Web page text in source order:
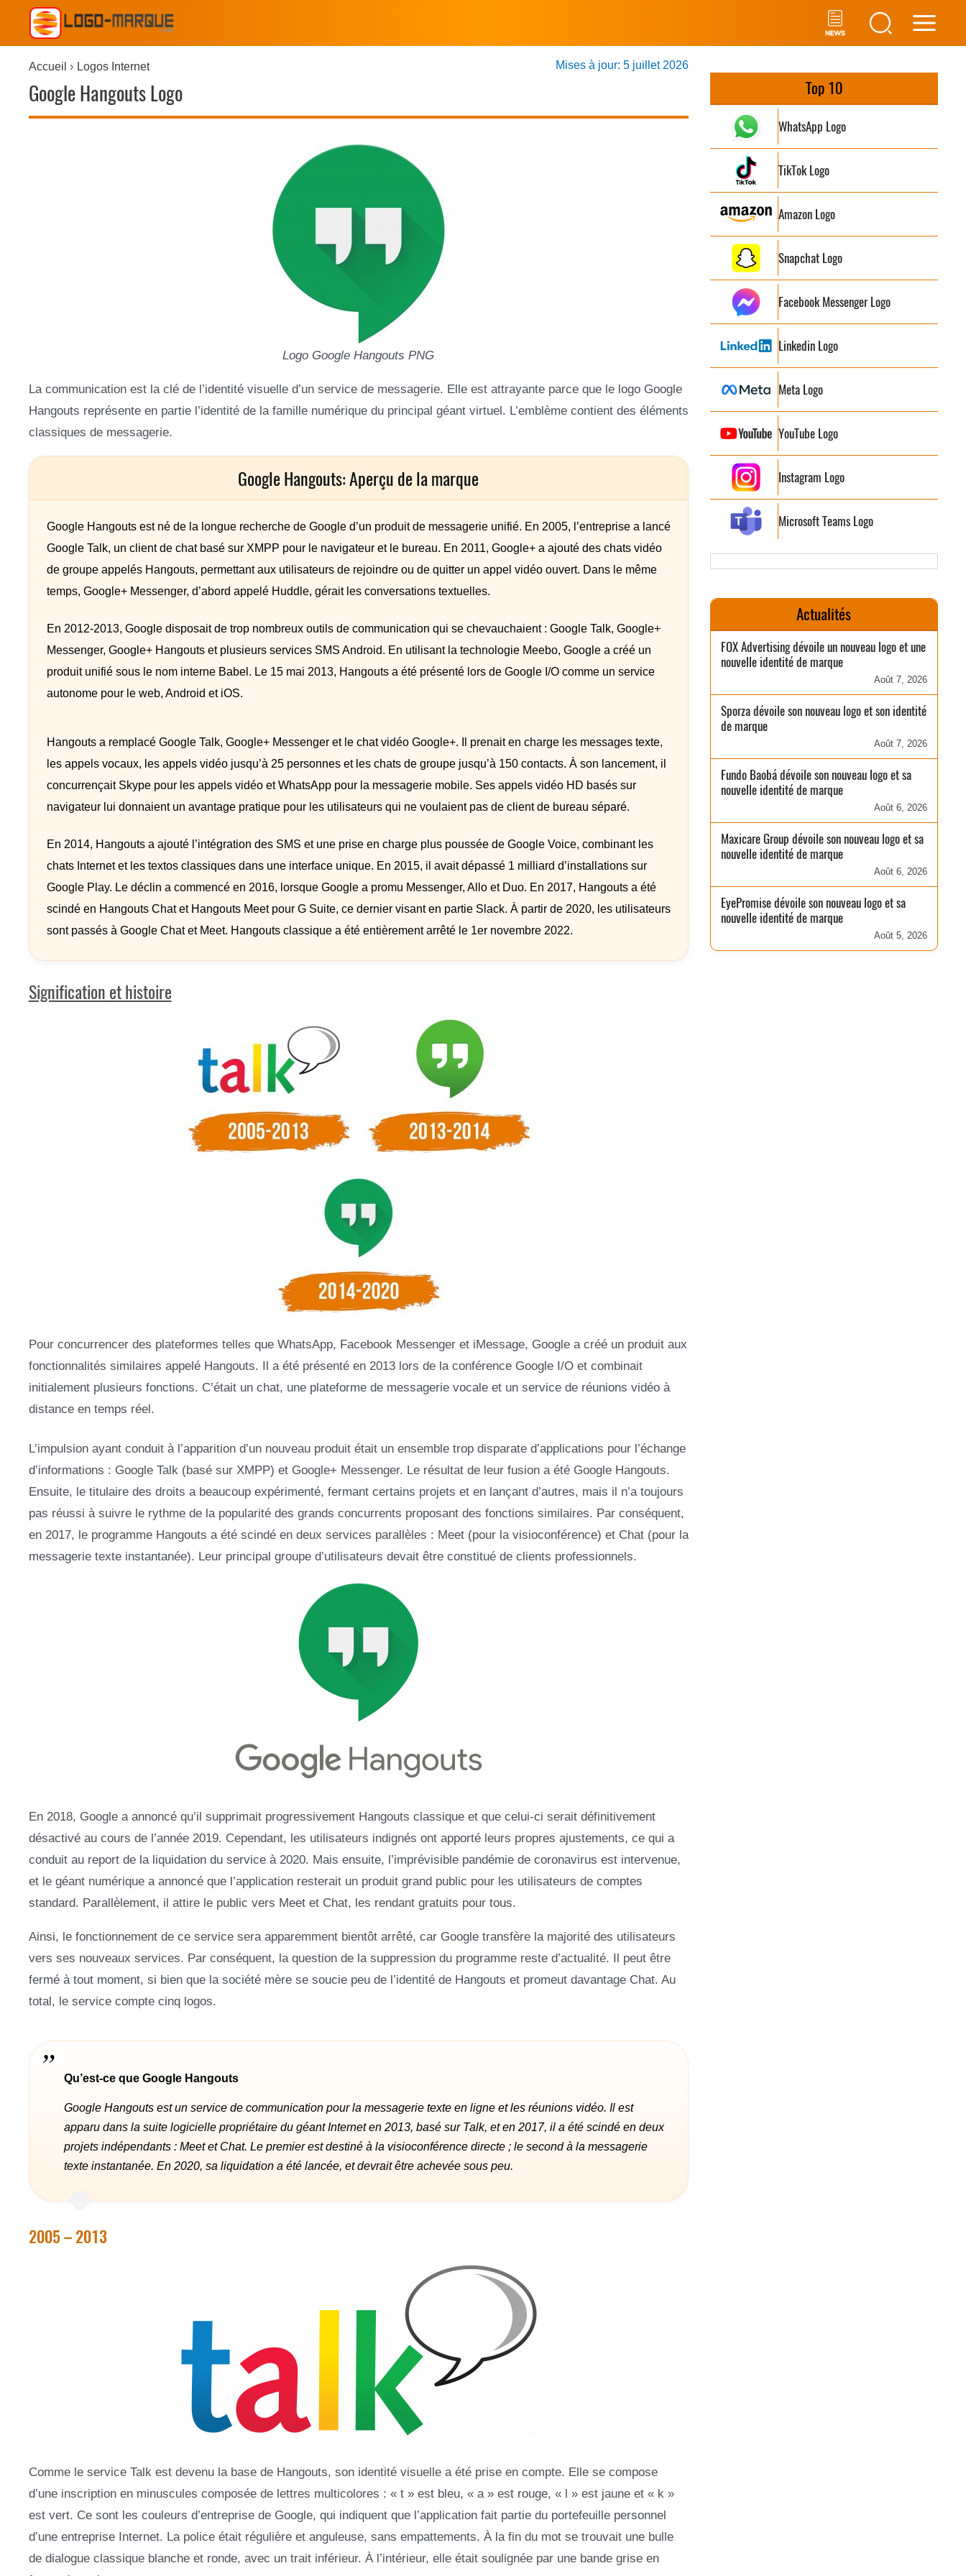
Accueil Logos Internet
Google Hangouts Logo
Mises à jour: 5 juillet 2026
Logo Google Hangouts PNG
La communication est la clé de l’identité visuelle d’un service de messagerie. Elle est attrayante parce que le logo Google
Hangouts représente en partie l’identité de la famille numérique du principal géant virtuel. L’emblème contient des éléments
classiques de messagerie.
Google Hangouts: Aperçu de la marque
Google Hangouts est né de la longue recherche de Google d’un produit de messagerie unifié. En 2005, l’entreprise a lancé
Google Talk, un client de chat basé sur XMPP pour le navigateur et le bureau. En 2011, Google+ a ajouté des chats vidéo
de groupe appelés Hangouts, permettant aux utilisateurs de rejoindre ou de quitter un appel vidéo ouvert. Dans le même
temps, Google+ Messenger, d’abord appelé Huddle, gérait les conversations textuelles.
En 2012-2013, Google disposait de trop nombreux outils de communication qui se chevauchaient : Google Talk, Google+
Messenger, Google+ Hangouts et plusieurs services SMS Android. En utilisant la technologie Meebo, Google a créé un
produit unifié sous le nom interne Babel. Le 15 mai 2013, Hangouts a été présenté lors de Google I/O comme un service
autonome pour le web, Android et iOS.
Hangouts a remplacé Google Talk, Google+ Messenger et le chat vidéo Google+. Il prenait en charge les messages texte,
les appels vocaux, les appels vidéo jusqu’à 25 personnes et les chats de groupe jusqu’à 150 contacts. À son lancement, il
concurrençait Skype pour les appels vidéo et WhatsApp pour la messagerie mobile. Ses appels vidéo HD basés sur
navigateur lui donnaient un avantage pratique pour les utilisateurs qui ne voulaient pas de client de bureau séparé.
En 2014, Hangouts a ajouté l’intégration des SMS et une prise en charge plus poussée de Google Voice, combinant les
chats Internet et les textos classiques dans une interface unique. En 2015, il avait dépassé 1 milliard d’installations sur
Google Play. Le déclin a commencé en 2016, lorsque Google a promu Messenger, Allo et Duo. En 2017, Hangouts a été
scindé en Hangouts Chat et Hangouts Meet pour G Suite, ce dernier visant en partie Slack. À partir de 2020, les utilisateurs
sont passés à Google Chat et Meet. Hangouts classique a été entièrement arrêté le 1er novembre 2022.
Signification et histoire
Pour concurrencer des plateformes telles que WhatsApp, Facebook Messenger et iMessage, Google a créé un produit aux
fonctionnalités similaires appelé Hangouts. Il a été présenté en 2013 lors de la conférence Google I/O et combinait
initialement plusieurs fonctions. C’était un chat, une plateforme de messagerie vocale et un service de réunions vidéo à
distance en temps réel.
L’impulsion ayant conduit à l’apparition d’un nouveau produit était un ensemble trop disparate d’applications pour l’échange
d’informations : Google Talk (basé sur XMPP) et Google+ Messenger. Le résultat de leur fusion a été Google Hangouts.
Ensuite, le titulaire des droits a beaucoup expérimenté, fermant certains projets et en lançant d’autres, mais il n’a toujours
pas réussi à suivre le rythme de la popularité des grands concurrents proposant des fonctions similaires. Par conséquent,
en 2017, le programme Hangouts a été scindé en deux services parallèles : Meet (pour la visioconférence) et Chat (pour la
messagerie texte instantanée). Leur principal groupe d’utilisateurs devait être constitué de clients professionnels.
En 2018, Google a annoncé qu’il supprimait progressivement Hangouts classique et que celui-ci serait définitivement
désactivé au cours de l’année 2019. Cependant, les utilisateurs indignés ont apporté leurs propres ajustements, ce qui a
conduit au report de la liquidation du service à 2020. Mais ensuite, l’imprévisible pandémie de coronavirus est intervenue,
et le géant numérique a annoncé que l’application resterait un produit grand public pour les utilisateurs de comptes
standard. Parallèlement, il attire le public vers Meet et Chat, les rendant gratuits pour tous.
Ainsi, le fonctionnement de ce service sera apparemment bientôt arrêté, car Google transfère la majorité des utilisateurs
vers ses nouveaux services. Par conséquent, la question de la suppression du programme reste d’actualité. Il peut être
fermé à tout moment, si bien que la société mère se soucie peu de l’identité de Hangouts et promeut davantage Chat. Au
total, le service compte cinq logos.
Qu’est-ce que Google Hangouts
Google Hangouts est un service de communication pour la messagerie texte en ligne et les réunions vidéo. Il est
apparu dans la suite logicielle propriétaire du géant Internet en 2013, basé sur Talk, et en 2017, il a été scindé en deux
projets indépendants : Meet et Chat. Le premier est destiné à la visioconférence directe ; le second à la messagerie
texte instantanée. En 2020, sa liquidation a été lancée, et devrait être achevée sous peu.
2005 – 2013
Comme le service Talk est devenu la base de Hangouts, son identité visuelle a été prise en compte. Elle se compose
d’une inscription en minuscules composée de lettres multicolores : « t » est bleu, « a » est rouge, « l » est jaune et « k »
est vert. Ce sont les couleurs d’entreprise de Google, qui indiquent que l’application fait partie du portefeuille personnel
d’une entreprise Internet. La police était régulière et anguleuse, sans empattements. À la fin du mot se trouvait une bulle
de dialogue classique blanche et ronde, avec un trait inférieur. À l’intérieur, elle était soulignée par une bande grise en
Top 10
WhatsApp Logo
TikTok Logo
Amazon Logo
Snapchat Logo
Facebook Messenger Logo
Linkedin Logo
Meta Logo
YouTube Logo
Instagram Logo
Microsoft Teams Logo
Actualités
FOX Advertising dévoile un nouveau logo et une
nouvelle identité de marque
Août 7, 2026
Sporza dévoile son nouveau logo et son identité
de marque
Août 7, 2026
Fundo Baobá dévoile son nouveau logo et sa
nouvelle identité de marque
Août 6, 2026
Maxicare Group dévoile son nouveau logo et sa
nouvelle identité de marque
Août 6, 2026
EyePromise dévoile son nouveau logo et sa
nouvelle identité de marque
Août 5, 2026